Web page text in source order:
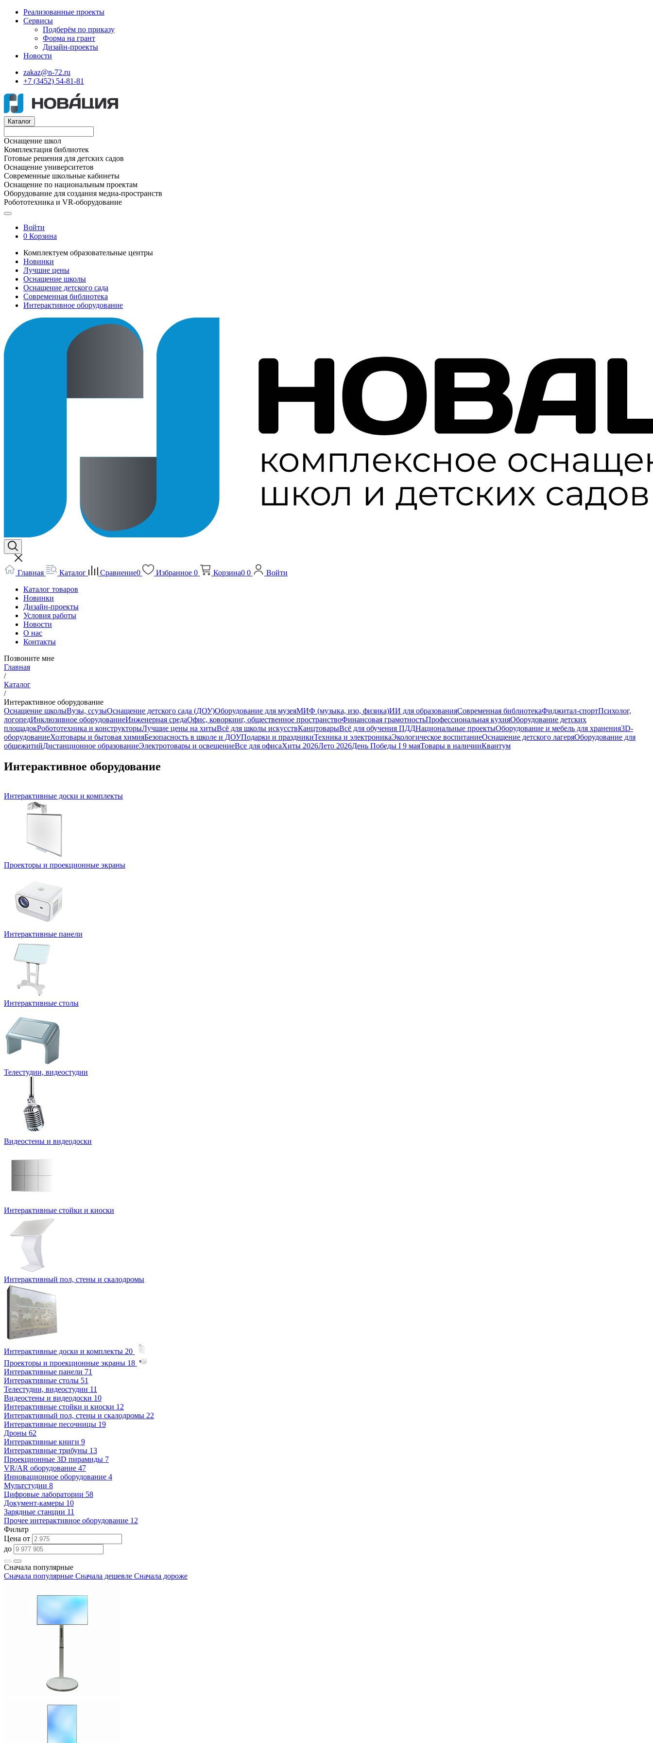
Реализованные проекты
Сервисы
Подберём по приказу
Форма на грант
Дизайн-проекты
Новости
zakaz@n-72.ru
+7 (3452) 54-81-81
Каталог
Оснащение школ
Комплектация библиотек
Готовые решения для детских садов
Оснащение университетов
Современные школьные кабинеты
Оснащение по национальным проектам
Оборудование для создания медиа-пространств
Робототехника и VR-оборудование
Войти
0 Корзина
Комплектуем образовательные центры
Новинки
Лучшие цены
Оснащение школы
Оснащение детского сада
Современная библиотека
Интерактивное оборудование
Главная Каталог Сравнение0 Избранное 0 Корзина0 0
Войти
Каталог товаров
Новинки
Дизайн-проекты
Условия работы
Новости
О нас
Контакты
Позвоните мне
Главная
/
Каталог
/
Интерактивное оборудование
Оснащение школыВузы, ссузыОснащение детского сада (ДОУ)Оборудование для музеяМИФ (музыка, изо, физика)ИИ для образованияСовременная библиотекаФиджитал-спортПсихолог,
логопедИнклюзивное оборудованиеИнженерная средаОфис, коворкинг, общественное пространствоФинансовая грамотностьПрофессиональная кухняОборудование детских
площадокРобототехника и конструкторыЛучшие цены на хитыВсё для школы искусствКанцтоварыВсё для обучения ПДДНациональные проектыОборудование и мебель для хранения3D-
оборудованиеХозтовары и бытовая химияБезопасность в школе и ДОУПодарки и праздникиТехника и электроникаЭкологическое воспитаниеОснащение детского лагеряОборудование для
общежитийДистанционное образованиеЭлектротовары и освещениеВсе для офисаХиты 2026Лето 2026День Победы I 9 маяТовары в наличииКвантум
Интерактивное оборудование
Интерактивные доски и комплекты
Проекторы и проекционные экраны
Интерактивные панели
Интерактивные столы
Телестудии, видеостудии
Видеостены и видеодоски
Интерактивные стойки и киоски
Интерактивный пол, стены и скалодромы
Интерактивные доски и комплекты 20
Проекторы и проекционные экраны 18
Интерактивные панели 71
Интерактивные столы 51
Телестудии, видеостудии 11
Видеостены и видеодоски 10
Интерактивные стойки и киоски 12
Интерактивный пол, стены и скалодромы 22
Интерактивные песочницы 19
Дроны 62
Интерактивные книги 9
Интерактивные трибуны 13
Проекционные 3D пирамиды 7
VR/AR оборудование 47
Инновационное оборудование 4
Мультстудии 8
Цифровые лаборатории 58
Документ-камеры 10
Зарядные станции 11
Прочее интерактивное оборудование 12
Фильтр
Цена от
до
Сначала популярные
Сначала популярные Сначала дешевле Сначала дороже